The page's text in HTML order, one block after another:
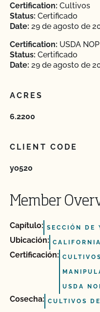
Certification: Cultivos
Status: Certificado
Date: 29 de agosto de
Certification: USDA NOP
Status: Certificado
Date: 29 de agosto de
ACRES
6.2200
CLIENT CODE
yo520
Member
Capítulo: SECCIÓN DE
Ubicación: CALIFORNIA
Certificación: CULTIVOS
USDA
Cosecha: CULTIVOS